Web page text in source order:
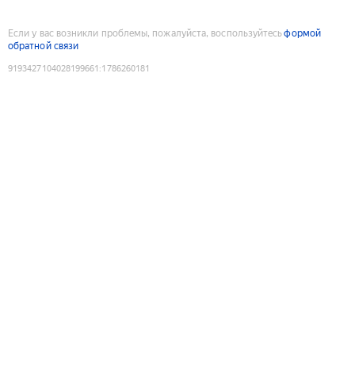
Если у вас возникли проблемы, пожалуйста, воспользуйтесьформой
обратной связи
9193427104028199661 :1786260181